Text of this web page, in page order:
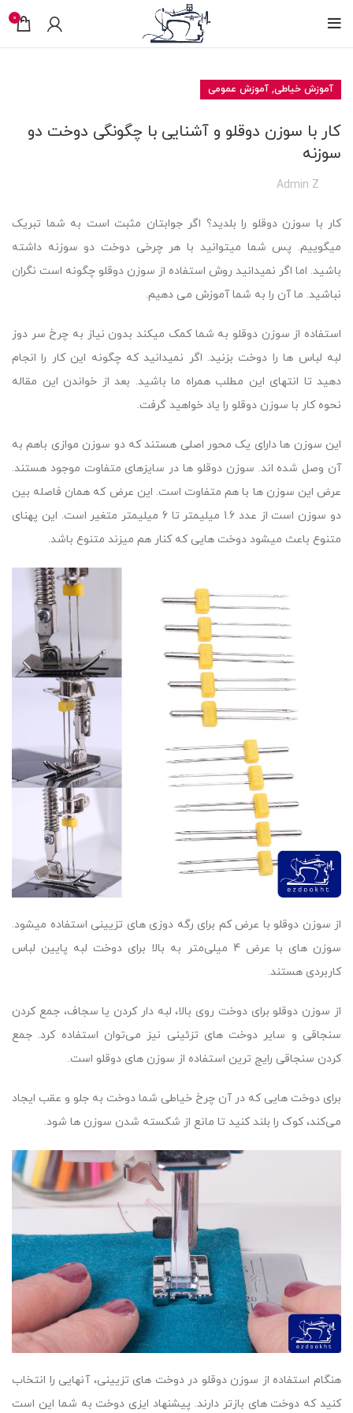
0
آموزش خیاطی, آموزش عمومی
کار با سوزن دوقلو و آشنایی با چگونگی دوخت دو
سوزنه
Admin Z
کار با سوزن دوقلو را بلدید؟ اگر جوابتان مثبت است به شما تبریک
میگوییم. پس شما میتوانید با هر چرخی دوخت دو سوزنه داشته
باشید. اما اگر نمیدانید روش استفاده از سوزن دوقلو چگونه است نگران
نباشید. ما آن را به شما آموزش می دهیم.
استفاده از سوزن دوقلو به شما کمک میکند بدون نیاز به چرخ سر دوز
لبه لباس ها را دوخت بزنید. اگر نمیدانید که چگونه این کار را انجام
دهید تا انتهای این مطلب همراه ما باشید. بعد از خواندن این مقاله
نحوه کار با سوزن دوقلو را یاد خواهید گرفت.
این سوزن ها دارای یک محور اصلی هستند که دو سوزن موازی باهم به
آن وصل شده اند. سوزن دوقلو ها در سایزهای متفاوت موجود هستند.
عرض این سوزن ها با هم متفاوت است. این عرض که همان فاصله بین
دو سوزن است از عدد 1.6 میلیمتر تا 6 میلیمتر متغیر است. این پهنای
متنوع باعث میشود دوخت هایی که کنار هم میزند متنوع باشد.
از سوزن دوقلو با عرض کم برای رگه دوزی های تزیینی استفاده میشود.
سوزن های با عرض 4 میلی‌متر به بالا برای دوخت لبه پایین لباس
کاربردی هستند.
از سوزن دوقلو برای دوخت روی بالا، لبه دار کردن یا سجاف، جمع کردن
سنجاقی و سایر دوخت های تزئینی نیز می‌توان استفاده کرد. جمع
کردن سنجاقی رايج ترین استفاده از سوزن های دوقلو است.
برای دوخت هایی که در آن چرخ خیاطی شما دوخت به جلو و عقب ایجاد
می‌کند، کوک را بلند کنید تا مانع از شکسته شدن سوزن ها شود.
هنگام استفاده از سوزن دوقلو در دوخت های تزیینی، آنهایی را انتخاب
کنید که دوخت های بازتر دارند. پیشنهاد ایزی دوخت به شما این است